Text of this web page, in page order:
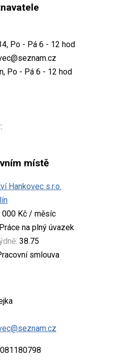
Po - Pá 6 - 12 hod
Po - Pá 6 - 12 hod
místě
Hankovec s.r.o.
000 Kč / měsíc
Práce na plný úvazek
38.75
smlouva